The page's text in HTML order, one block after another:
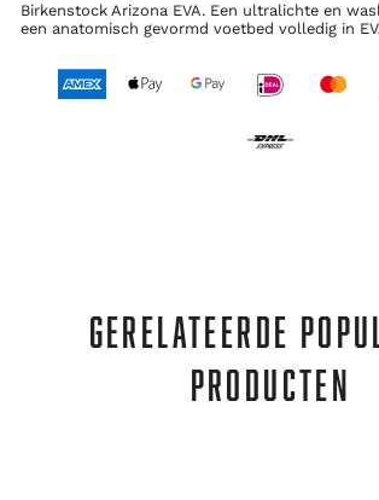
Birkenstock Arizona EVA. Een ultralichte en
een anatomisch gevormd voetbed volledig in
GERELATEERDE
PRODUCTEN